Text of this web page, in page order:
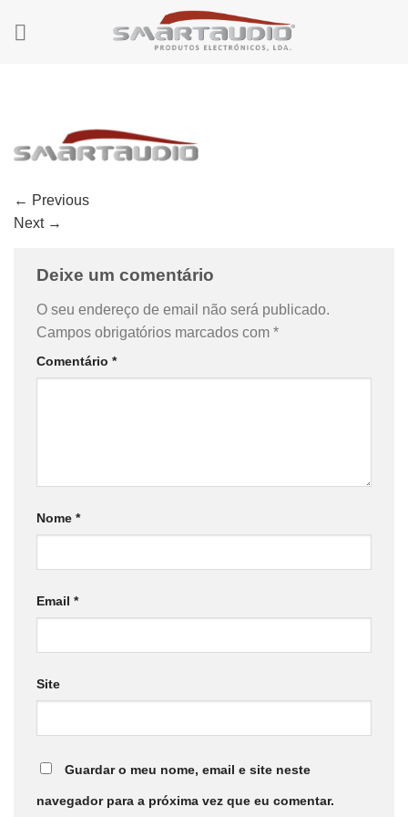
← Previous
Next →
Deixe um comentário
O seu endereço de email não será publicado.
Campos obrigatórios marcados com *
Comentário *
Nome *
Email *
Site
Guardar o meu nome, email e site neste
navegador para a próxima vez que eu comentar.